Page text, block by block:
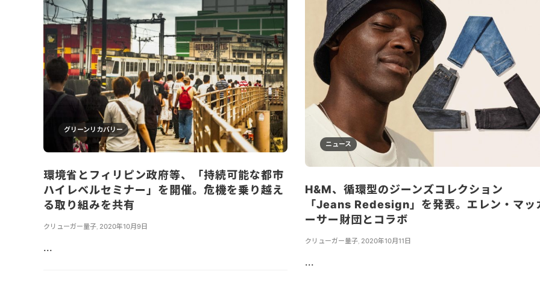
ニュース
H&M、循環型のジーンズコレクション
「Jeans Redesign」を発表。エレン・マッ
ーサー財団とコラボ
クリューガー量子 2020年10月11日
...
グリーンリカバリー
環境省とフィリピン政府等、「持続可能な都市
ハイレベルセミナー」を開催。危機を乗り越え
る取り組みを共有
クリューガー量子, 2020年10月9日
...